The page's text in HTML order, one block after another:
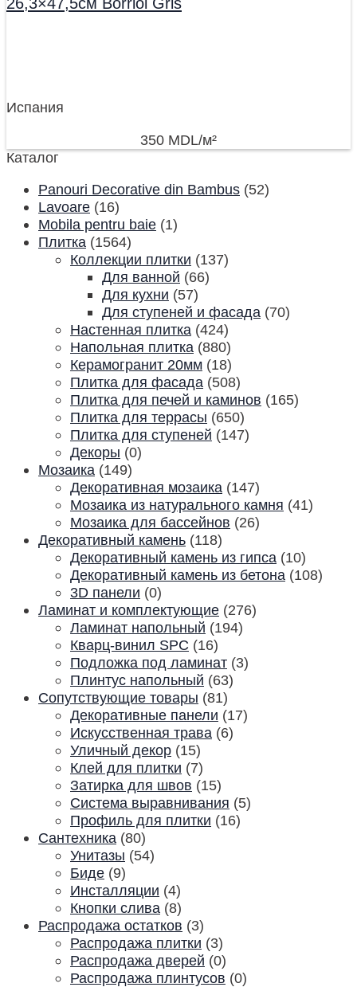
Испания
350 MDL/м²
Каталог
Panouri Decorative din Bambus (52)
Lavoare (16)
Mobila pentru baie (1)
Плитка (1564)
Коллекции плитки (137)
Для ванной (66)
Для кухни (57)
Для ступеней и фасада (70)
Настенная плитка (424)
Напольная плитка (880)
Керамогранит 20мм (18)
Плитка для фасада (508)
Плитка для печей и каминов (165)
Плитка для террасы (650)
Плитка для ступеней (147)
Декоры (0)
Мозаика (149)
Декоративная мозаика (147)
Мозаика из натурального камня (41)
Мозаика для бассейнов (26)
Декоративный камень (118)
Декоративный камень из гипса (10)
Декоративный камень из бетона (108)
3D панели (0)
Ламинат и комплектующие (276)
Ламинат напольный (194)
Кварц-винил SPC (16)
Подложка под ламинат (3)
Плинтус напольный (63)
Сопутствующие товары (81)
Декоративные панели (17)
Искусственная трава (6)
Уличный декор (15)
Клей для плитки (7)
Затирка для швов (15)
Система выравнивания (5)
Профиль для плитки (16)
Сантехника (80)
Унитазы (54)
Биде (9)
Инсталляции (4)
Кнопки слива (8)
Распродажа остатков (3)
Распродажа плитки (3)
Распродажа дверей (0)
Распродажа плинтусов (0)